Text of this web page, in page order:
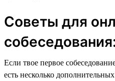
Советы для
Если твое первое
есть несколько